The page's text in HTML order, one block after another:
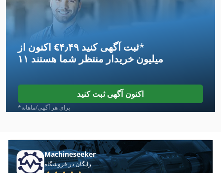
Bof
Dts
Dx A 41
F4L
Fmz 5000
Frm D Midi
Fz 0
اکنون از ‎€۴٫۴۹ ثبت آگهی کنید*
۱۱ میلیون خریدار منتظر شما هستند
اکنون آگهی ثبت کنید
*برای هر آگهی/ماهانه
Machineseeker
رایگان در فروشگاه